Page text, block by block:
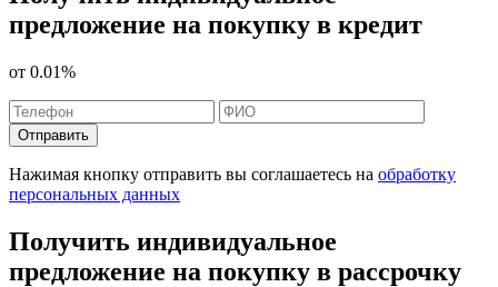
предложение на покупку в кредит
от 0.01%
Отправить
Нажимая кнопку отправить вы соглашаетесь на обработку
персональных данных
Получить индивидуальное
предложение на покупку в рассрочку